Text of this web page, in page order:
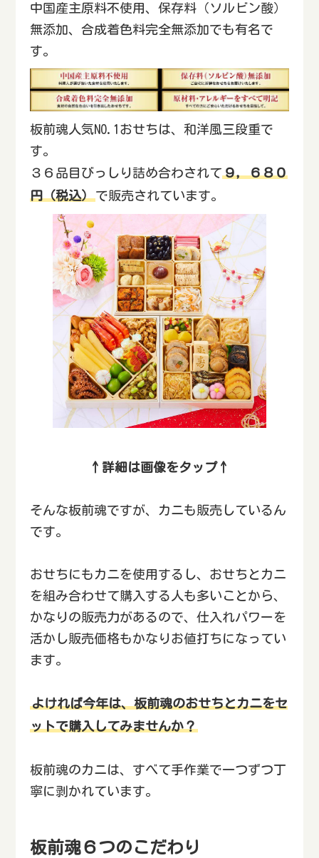
中国産主原料不使用、保存料（ソルビン酸）
無添加、合成着色料完全無添加でも有名で
す。
板前魂人気NO.1おせちは、和洋風三段重で
す。
３６品目びっしり詰め合わされて９，６８０
円（税込）で販売されています。
↑詳細は画像をタップ↑
そんな板前魂ですが、カニも販売しているん
です。
おせちにもカニを使用するし、おせちとカニ
を組み合わせて購入する人も多いことから、
かなりの販売力があるので、仕入れパワーを
活かし販売価格もかなりお値打ちになってい
ます。
よければ今年は、板前魂のおせちとカニをセ
ットで購入してみませんか？
板前魂のカニは、すべて手作業で一つずつ丁
寧に剥かれています。
板前魂６つのこだわり